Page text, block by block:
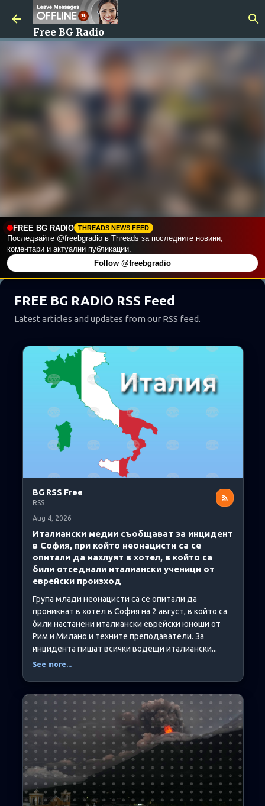
Пропускане към основното съдържание
Free BG Radio
FREE BG RADIO THREADS NEWS FEED
Последвайте @freebgradio в Threads за последните новини,
коментари и актуални публикации.
Follow @freebgradio
FREE BG RADIO RSS Feed
Latest articles and updates from our RSS feed.
BG RSS Free
RSS
Aug 4, 2026
Италиански медии съобщават за инцидент
в София, при който неонацисти са се
опитали да нахлуят в хотел, в който са
били отседнали италиански ученици от
еврейски произход
Група млади неонацисти са се опитали да
проникнат в хотел в София на 2 август, в който са
били настанени италиански еврейски юноши от
Рим и Милано и техните преподаватели. За
инцидента пишат всички водещи италиански...
See more...